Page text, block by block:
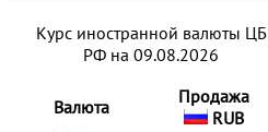
Курс иностранной валюты ЦБ
РФ на 09.08.2026
Валюта
Продажа
RUB